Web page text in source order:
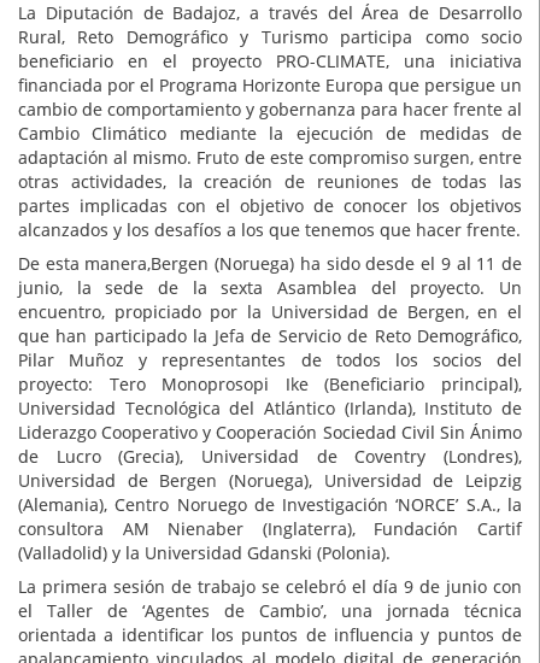
La Diputación de Badajoz, a través del Área de Desarrollo
Rural, Reto Demográfico y Turismo participa como socio
beneficiario en el proyecto PRO-CLIMATE, una iniciativa
financiada por el Programa Horizonte Europa que persigue un
cambio de comportamiento y gobernanza para hacer frente al
Cambio Climático mediante la ejecución de medidas de
adaptación al mismo. Fruto de este compromiso surgen, entre
otras actividades, la creación de reuniones de todas las
partes implicadas con el objetivo de conocer los objetivos
alcanzados y los desafíos a los que tenemos que hacer frente.
De esta manera,Bergen (Noruega) ha sido desde el 9 al 11 de
junio, la sede de la sexta Asamblea del proyecto. Un
encuentro, propiciado por la Universidad de Bergen, en el
que han participado la Jefa de Servicio de Reto Demográfico,
Pilar Muñoz y representantes de todos los socios del
proyecto: Tero Monoprosopi Ike (Beneficiario principal),
Universidad Tecnológica del Atlántico (Irlanda), Instituto de
Liderazgo Cooperativo y Cooperación Sociedad Civil Sin Ánimo
de Lucro (Grecia), Universidad de Coventry (Londres),
Universidad de Bergen (Noruega), Universidad de Leipzig
(Alemania), Centro Noruego de Investigación ‘NORCE’ S.A., la
consultora AM Nienaber (Inglaterra), Fundación Cartif
(Valladolid) y la Universidad Gdanski (Polonia).
La primera sesión de trabajo se celebró el día 9 de junio con
el Taller de ‘Agentes de Cambio’, una jornada técnica
orientada a identificar los puntos de influencia y puntos de